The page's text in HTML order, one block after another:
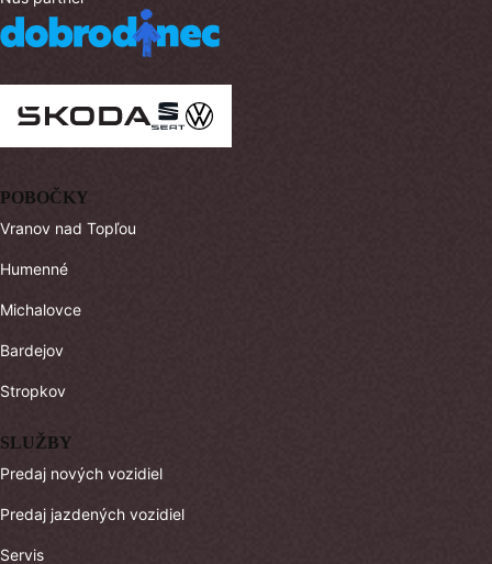
POBOČKY
Vranov nad Topľou
Humenné
Michalovce
Bardejov
Stropkov
SLUŽBY
Predaj nových vozidiel
Predaj jazdených vozidiel
Servis